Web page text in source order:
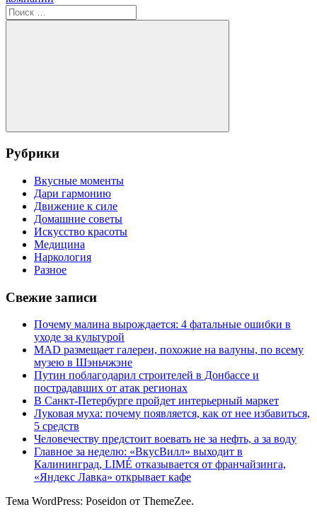
записям
Поиск
для:
Поиск
Рубрики
Вкусные моменты
Дари гармонию
Движение к силе
Домашние советы
Искусство красоты
Медицина
Наркология
Разное
Свежие записи
Почему малина вырождается: 4 фатальные ошибки в
уходе за культурой
MAD размещает галереи, похожие на валуны, по всему
музею в Шэньчжэне
Путин поблагодарил строителей в Донбассе и
пострадавших от атак регионах
В Санкт-Петербурге пройдет интерьерный маркет
Луковая муха: почему появляется, как от нее избавиться,
5 средств
Человечеству предстоит воевать не за нефть, а за воду
Главное за неделю: «ВкусВилл» выходит в
Калининград, LIMÉ отказывается от франчайзинга,
«Яндекс Лавка» открывает кафе
Тема WordPress: Poseidon от ThemeZee.